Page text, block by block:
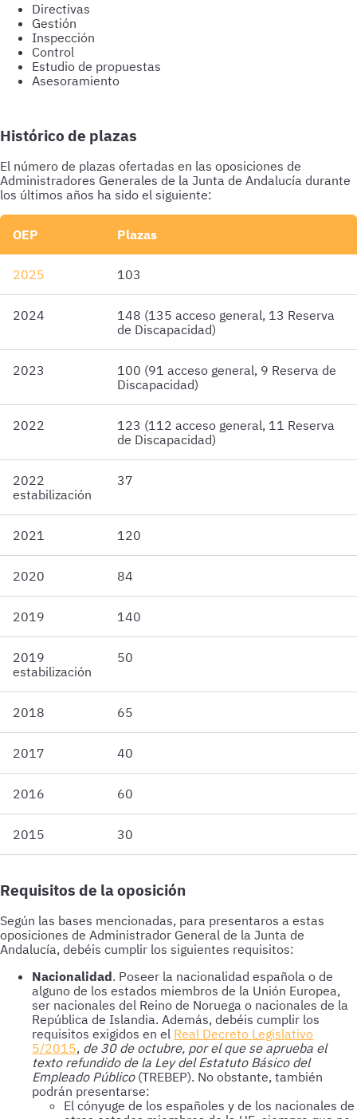
Directivas
Gestión
Inspección
Control
Estudio de propuestas
Asesoramiento
Histórico de plazas
El número de plazas ofertadas en las oposiciones de
Administradores Generales de la Junta de Andalucía durante
los últimos años ha sido el siguiente:
OEP Plazas
2025 103
2024
148 (135 acceso general, 13 Reserva
de Discapacidad)
2023
100 (91 acceso general, 9 Reserva de
Discapacidad)
2022
123 (112 acceso general, 11 Reserva
de Discapacidad)
2022
estabilización
37
2021 120
2020 84
2019 140
2019
estabilización
50
2018 65
2017 40
2016 60
2015 30
Requisitos de la oposición
Según las bases mencionadas, para presentaros a estas
oposiciones de Administrador General de la Junta de
Andalucía, debéis cumplir los siguientes requisitos:
Nacionalidad. Poseer la nacionalidad española o de
alguno de los estados miembros de la Unión Europea,
ser nacionales del Reino de Noruega o nacionales de la
República de Islandia. Además, debéis cumplir los
requisitos exigidos en el Real Decreto Legislativo
5/2015, de 30 de octubre, por el que se aprueba el
texto refundido de la Ley del Estatuto Básico del
Empleado Público(TREBEP). No obstante, también
podrán presentarse:
El cónyuge de los españoles y de los nacionales de